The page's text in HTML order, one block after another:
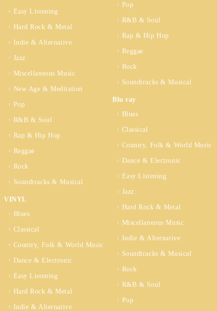
Easy Listening
Hard Rock & Metal
Indie & Alternative
Jazz
Miscellaneous Music
New Age & Meditation
Pop
R&B & Soul
Rap & Hip Hop
Reggae
Rock
Soundtracks & Musical
VINYL
Blues
Classical
Country, Folk & World Music
Dance & Electronic
Easy Listening
Hard Rock & Metal
Indie & Alternative
Pop
R&B & Soul
Rap & Hip Hop
Reggae
Rock
Soundtracks & Musical
Blu ray
Blues
Classical
Country, Folk & World Music
Dance & Electronic
Easy Listening
Jazz
Hard Rock & Metal
Miscellaneous Music
Indie & Alternative
Soundtracks & Musical
Rock
R&B & Soul
Pop